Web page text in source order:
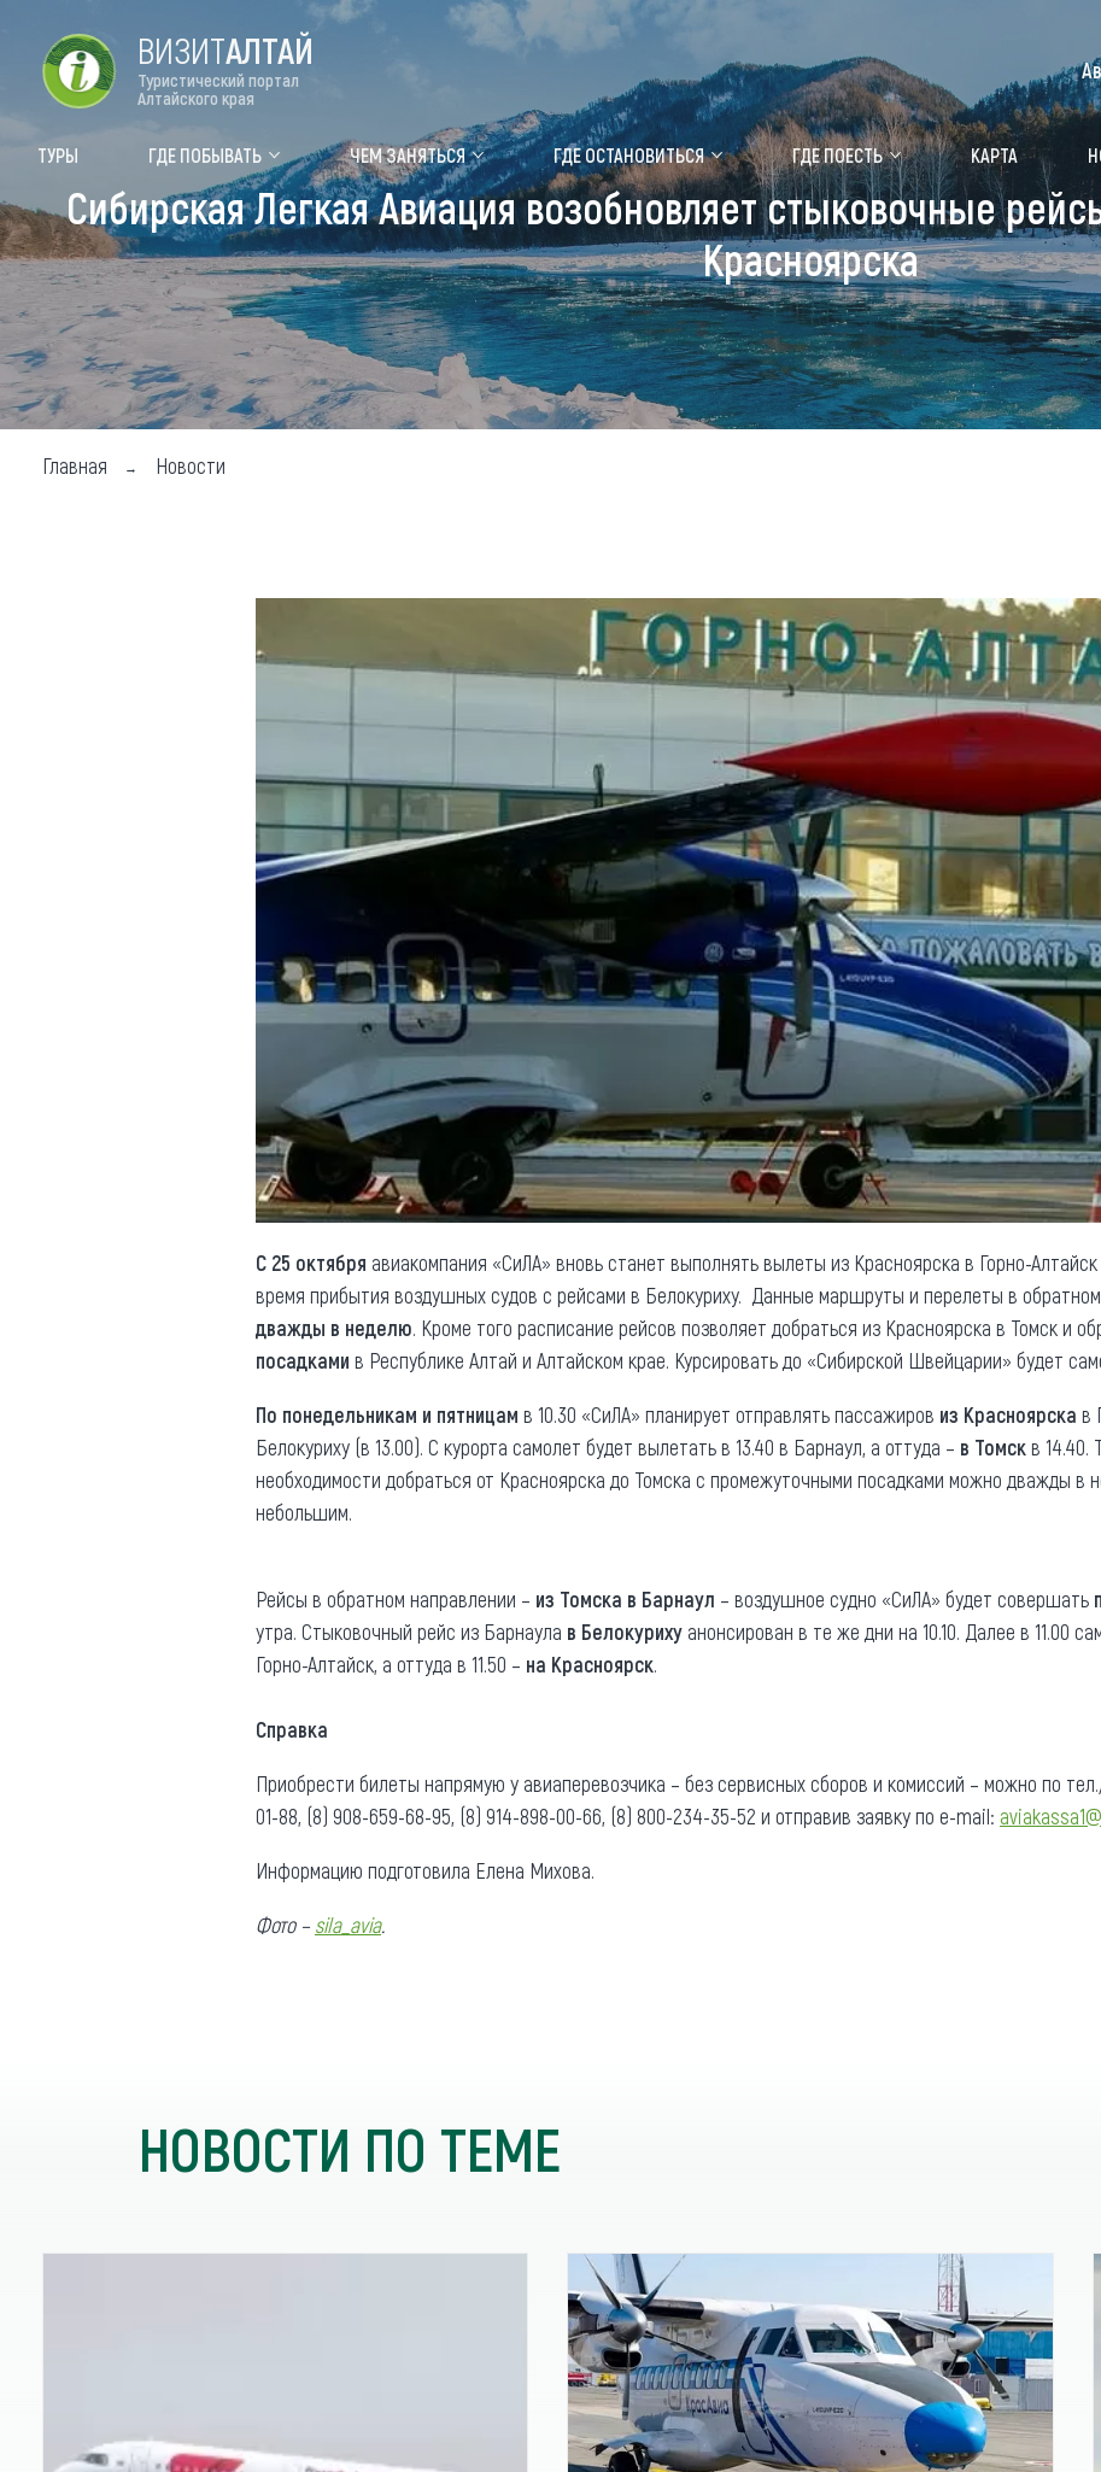
Форум VISIT ALTAI Цветение маральника Медицинский форум
Туры Где побывать
Объекты природы
Объекты истории и культуры
Объекты развлечений
Топ туристических мест
Чем заняться
Календарь событий
Аудиогид
Мой маршрут
Что привезти (сувениры)
Общая информация
Как добраться
Люди, прославившие Алтай
Карты и буклеты
Другие рубрики
Реестр туроператоров
Реестр туристических
Противодействие коррупции
ВИЗИТАЛТАЙ
Туристический портал
Алтайского края
ТУРЫ ГДЕ ПОБЫВАТЬ ЧЕМ ЗАНЯТЬСЯ ГДЕ ОСТАНОВИТЬСЯ ГДЕ ПОЕСТЬ КАРТА
Сибирская Легкая Авиация возобновляет стыковочные
Красноярска
Главная Новости
С 25 октября авиакомпания «СиЛА» вновь станет выполнять вылеты из Красноярска в Горно-
время прибытия воздушных судов с рейсами в Белокуриху. Данные маршруты и перелеты в
дважды в неделю. Кроме того расписание рейсов позволяет добраться из Красноярска в Томск и
посадками в Республике Алтай и Алтайском крае. Курсировать до «Сибирской Швейцарии» будет
По понедельникам и пятницам в 10.30 «СиЛА» планирует отправлять пассажиров из Красноярска в
Белокуриху (в 13.00). С курорта самолет будет вылетать в 13.40 в Барнаул, а оттуда – в Томскв 14.40.
необходимости добраться от Красноярска до Томска с промежуточными посадками можно дважды в
небольшим.
Рейсы в обратном направлении – из Томска в Барнаул – воздушное судно «СиЛА» будет совершать
утра. Стыковочный рейс из Барнаула в Белокуриху анонсирован в те же дни на 10.10. Далее в 11.00
Горно-Алтайск, а оттуда в 11.50 – на Красноярск.
Справка
Приобрести билеты напрямую у авиаперевозчика – без сервисных сборов и комиссий – можно по
01-88, (8) 908-659-68-95, (8) 914-898-00-66, (8) 800-234-35-52 и отправив заявку по e-mail:
Информацию подготовила Елена Михова.
Фото – sila_avia.
НОВОСТИ ПО ТЕМЕ